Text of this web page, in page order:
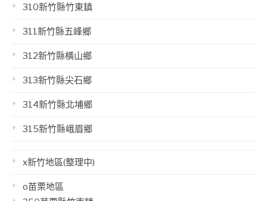
310新竹縣竹東鎮
311新竹縣五峰鄉
312新竹縣橫山鄉
313新竹縣尖石鄉
314新竹縣北埔鄉
315新竹縣峨眉鄉
x新竹地區(整理中)
o苗栗地區